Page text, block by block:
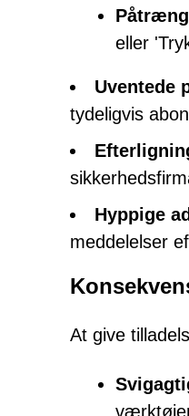
eller
Uventede
tydeligvis
Hyppige
meddelelser
At give